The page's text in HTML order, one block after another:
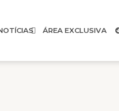
ÁREA EXCLUSIVA